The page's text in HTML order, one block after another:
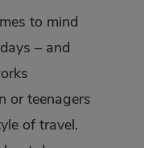
to mind
– and
or teenagers
of travel.